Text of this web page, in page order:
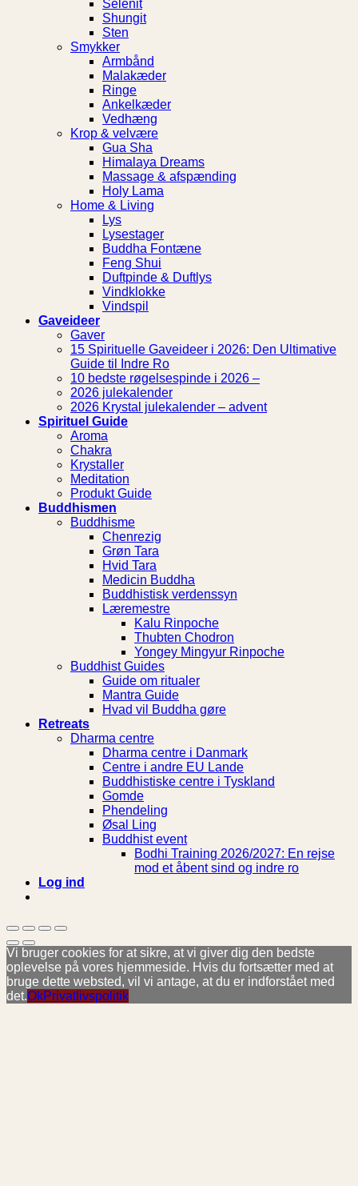
Selenit
Shungit
Sten
Smykker
Armbånd
Malakæder
Ringe
Ankelkæder
Vedhæng
Krop & velvære
Gua Sha
Himalaya Dreams
Massage & afspænding
Holy Lama
Home & Living
Lys
Lysestager
Buddha Fontæne
Feng Shui
Duftpinde & Duftlys
Vindklokke
Vindspil
Gaveideer
Gaver
15 Spirituelle Gaveideer i 2026: Den Ultimative
Guide til Indre Ro
10 bedste røgelsespinde i 2026 –
2026 julekalender
2026 Krystal julekalender – advent
Spirituel Guide
Aroma
Chakra
Krystaller
Meditation
Produkt Guide
Buddhismen
Buddhisme
Chenrezig
Grøn Tara
Hvid Tara
Medicin Buddha
Buddhistisk verdenssyn
Læremestre
Kalu Rinpoche
Thubten Chodron
Yongey Mingyur Rinpoche
Buddhist Guides
Guide om ritualer
Mantra Guide
Hvad vil Buddha gøre
Retreats
Dharma centre
Dharma centre i Danmark
Centre i andre EU Lande
Buddhistiske centre i Tyskland
Gomde
Phendeling
Øsal Ling
Buddhist event
Bodhi Training 2026/2027: En rejse
mod et åbent sind og indre ro
Log ind
Vi bruger cookies for at sikre, at vi giver dig den bedste
oplevelse på vores hjemmeside. Hvis du fortsætter med at
bruge dette websted, vil vi antage, at du er indforstået med
det.OkPrivatlivspolitik